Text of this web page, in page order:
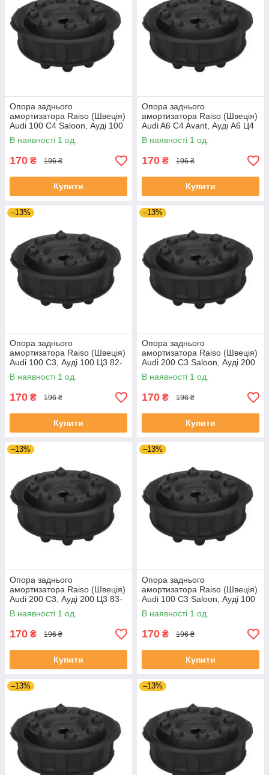
Опора заднього
амортизатора Raiso (Швеція)
Audi 100 C4 Saloon, Ауді 100
Ц4 Седан 90 - #RC09701
UASACIO4
В наявності 1 од.
170 ₴ 196 ₴
Купити
Опора заднього
амортизатора Raiso (Швеція)
Audi A6 C4 Avant, Ауді А6 Ц4
94 - #RC09701 UAYJKDW4
В наявності 1 од.
170 ₴ 196 ₴
Купити
–13%
Опора заднього
амортизатора Raiso (Швеція)
Audi 100 C3, Ауді 100 Ц3 82-
#RC09701 UAZTKVE4
В наявності 1 од.
170 ₴ 196 ₴
Купити
–13%
Опора заднього
амортизатора Raiso (Швеція)
Audi 200 C3 Saloon, Ауді 200
Ц3 Седан 85- #RC09701
UAKVYMZ4
В наявності 1 од.
170 ₴ 196 ₴
Купити
–13%
Опора заднього
амортизатора Raiso (Швеція)
Audi 200 C3, Ауді 200 Ц3 83-
#RC09701 UAOATEO4
В наявності 1 од.
170 ₴ 196 ₴
Купити
–13%
Опора заднього
амортизатора Raiso (Швеція)
Audi 100 C3 Saloon, Ауді 100
Ц3 Седан 82 - #RC09701
UAKWSGG4
В наявності 1 од.
170 ₴ 196 ₴
Купити
–13% –13%